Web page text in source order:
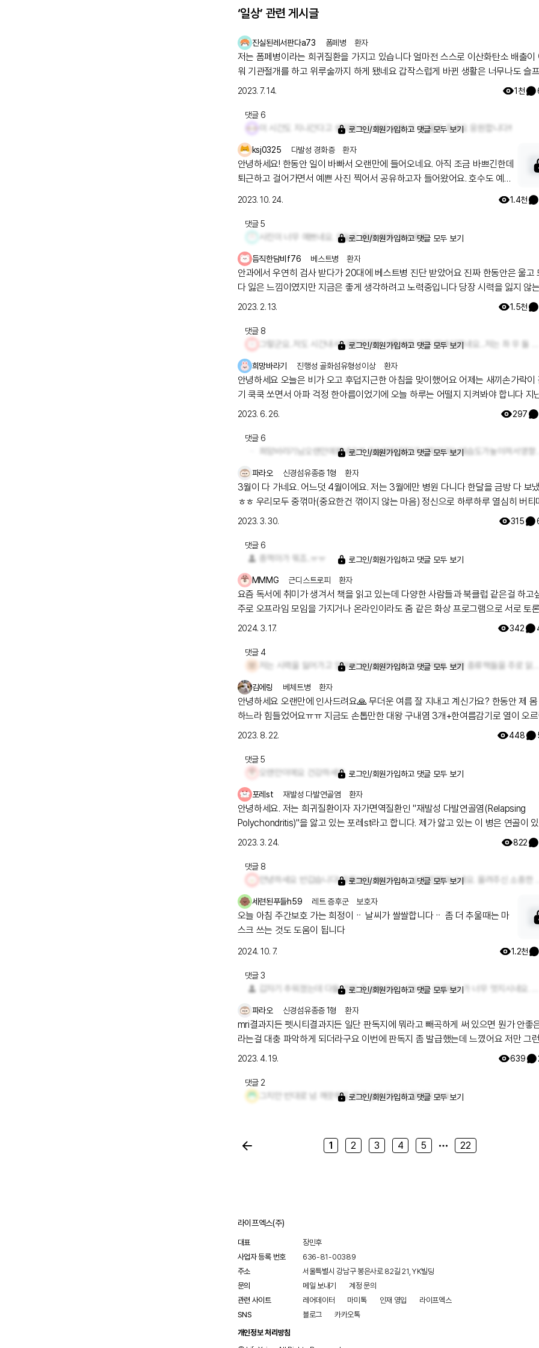
‘일상’ 관련 게시글
진실된레서판다a73 폼페병 환자
저는 폼페병이라는 희귀질환을 가지고 있습니다 얼마전 스스로 이산화탄소 배출이 어려
워 기관절개를 하고 위루술까지 하게 됐네요 갑작스럽게 바뀐 생활은 너무나도 슬프고 힘
듭니다.그렇지만 하루하루 계속 살아가야겠지요..너무 힘든마음에 레어노트에다 글
2023. 7. 14. 1천
댓글 6
이 시간도 지나간다고 생각하시고 함드실텐 또 글 올려 주세요 응원합니다!!
로그인/회원가입하고 댓글 모두 보기
ksj0325 다발성 경화증 환자
안녕하세요! 한동안 일이 바빠서 오랜만에 들어오네요. 아직 조금 바쁘긴한데
퇴근하고 걸어가면서 예쁜 사진 찍어서 공유하고자 들어왔어요. 호수도 예쁘
네요..ㅎ 이제 크리스마스가 두 달 정도 밖에 안남아서 그런지 트리도 벌써 세
웠어요! 꼭대기에 별 모양 장식이 없어서 그런지 허전해서 사진에 별 모양 이
모티콘 붙였어요ㅎㅎ 날이 많이 추워졌는데 감기도 독감도 코로나도 조심하
세요 다들!!
2023. 10. 24. 1.4천
댓글5
사진이 너무 예쁘네요. 오늘도 좋은 하루 보내세요
로그인/회원가입하고 댓글 모두 보기
듬직한담비f76 베스트병 환자
안과에서 우연히 검사 받다가 20대에 베스트병 진단 받았어요 진짜 한동안은 울고
다 잃은 느낌이였지만 지금은 좋게 생각하려고 노력중입니다 당장 시력을 잃지 않
점...그래서 더 많이 좋은거 보고 열심히 살려고 해요.. 저와같은 희귀난치병인 베스
건 어떨까요ㅎㅎ
2023. 2. 13. 1.5천
댓글 8
로그인/회원가입하고 댓글 모두 보기
희망바라기 진행성 골화섬유형성이상 환자
안녕하세요 오늘은 비가 오고 후덥지근한 아침을 맞이했어요 어제는 새끼손가락이 갑자
기 쿡쿡 쏘면서 아파 걱정 한아름이었기에 오늘 하루는 어떨지 지켜봐야 합니다 지
운데 손가락이 아프면서 2번째 손가락도 아프더니 이제는 새끼손가락이네요 손이
건강 조심하시고 즐거운 한주 보내세요
2023. 6. 26. 297
댓글 6
로그인/회원가입하고 댓글 모두 보기
파라오 신경섬유종증 1형 환자
3월이 다 가네요. 어느덧 4월이에요. 저는 3월에만 병원 다니다 한달을 금방 다 보냈네요..
ㅎㅎ 우리모두 중꺾마(중요한건 꺾이지 않는 마음) 정신으로 하루하루 열심히 버티며 살
아봅시다!! 화이팅!!
2023. 3. 30. 315
댓글 6
중꺽마가 뭐죠..ㅠㅠ 로그인/회원가입하고 댓글 모두 보기
MMMG 근디스트로피 환자
요즘 독서에 취미가 생겨서 책을 읽고 있는데 다양한 사람들과 북클럽 같은걸 하고
주로 오프라임 모임을 가지거나 온라인이라도 줌 같은 화상 프로그램으로 서로 토
하더군요. 저는 사실 그정도 까지 바라지 않고 독서를 매개체로 서로 대화했으면 해
2024. 3. 17. 342
댓글 4
로그인/회원가입하고 댓글 모두 보기
김에링 베체트병 환자
안녕하세요 오랜만에 인사드려요🙏 무더운 여름 잘 지내고 계신가요? 한동안 제 몸 건사
하느라 힘들었어요ㅠㅠ 지금도 손톱만한 대왕 구내염 3개+한여름감기로 열이 오
리락하는 와중이라 정신이 오락가락합니다ㅠㅠ 코로나는 아니라는데 감기가 왜이
근했습니다😭 주변에 피해주지 않으려고 마스크를 쓰고왔는데 열이 나는지 제 숨이 뜨겁
네요ㅜㅠ 오늘 하루도 화이팅입니다🤒
2023. 8. 22. 448
댓글5
오랜만이에요 건강하세요 로그인/회원가입하고 댓글 모두 보기
포레st 재발성 다발연골염 환자
안녕하세요. 저는 희귀질환이자 자가면역질환인 "재발성 다발연골염(Relapsing
Polychondritis)"을 앓고 있는 포레st라고 합니다. 제가 앓고 있는 이 병은 연골이
이면 어디든 염증이 생기고, 이름 그대로 증상이 계속 재발하는 질환이에요. 저의 병도 줄
어요. 근데 저와는 다른 질환이시더라구요! 글자가 같은 RP라서 더 마음이 갔었는데
꼭 이겨낼 수 있길 바라는 마음이에요. 저의 병 증상으로는 전신 증상: 발열, 체중감소, 발
진 귀: 귀통증, 청력저하, 중이염, 분비물, 어지럼증 코: 콧대의 연골 주저앉음(안장코
가 막히거나 딱지짐 근골격계: 크거나 작은 관절들의 양측성 염증, 관절염의 경우와
한 통증과 부종 후두와 기도: 숨쉬고 말하는 것이 어려워지고 지속적인 기침, 천명 심
장의 판막에 이상 신장: 신장의 염증과 기능 이상 그 외 눈, 피부, 신경계 침범 이러한 증상
이 있는데, 저는 발열과 체중감소, 귀 변형 및 통증, 청력저하(난청), 어지럼증, 안장
코의 통증, 난청, 어지럼증, 관절통증, 공막염이 계속해서 재발하고 있어요. 그리고 기도연
골의 염증으로 기도연골이 무너져 기관절개를 한 상태로 지내며, 좁아진 기도에 스
넣는 시술을 하여 스텐트에 살이 차오를 때마다 시술을 계속 받아오고 있습니다. 사실 희
귀병도 희귀병이지만 기관절개를 하고 지내다보니 매일 석션과 네블라이저를 하고
리는 나오지만 작은 목소리인데다가 말을 많이 하면 무리가 가서 불편한 점도 많아요.
지만 이런 모습일지라도 저의 일상을 살아가고 있고 가끔 좌절하고 무너질 때도 있
이야기를 시작해볼게요. 저의 투병기록과 일상을 남겨둔 블로그와 유튜브가 있는데, 저의
기록이 궁금하신 분들은 한번 들러주세요! 블로그: 포레st / 오늘, 나의 이야기
2023. 3. 24. 822
댓글 8
로그인/회원가입하고 댓글 모두 보기
세련된푸들h59 레트 증후군 보호자
오늘 아침 주간보호 가는 희정이ᆢ 날씨가 쌀쌀합니다ᆢ 좀 더 추울때는 마
스크 쓰는 것도 도움이 됩니다
2024. 10. 7. 1.2천
댓글3
로그인/회원가입하고 댓글 모두 보기
파라오 신경섬유종증 1형 환자
mri결과지든 펫시티결과지든 일단 판독지에 뭐라고 빼곡하게 써 있으면 뭔가 안좋은 결과
라는걸 대충 파악하게 되더라구요 이번에 판독지 좀 발급했는데 느꼈어요 저만 그런가
요?? ㅋㅋㅋㅋ
2023. 4. 19. 639
댓글 2
그치만 반대로 넘 깨끗해도 의구심이 드는것 같아요 ㅎㅎ
로그인/회원가입하고 댓글 모두 보기
1 2 3 4 5 22
라이프엑스(주)
대표
장민후
사업자 등록 번호
636-81-00389
주소
서울특별시 강남구 봉은사로 82길 21, YK빌딩
문의
메일 보내기
계정 문의
관련 사이트
레어데이터 마미톡 인재 영입
라이프엑스
SNS
블로그
카카오톡
개인정보 처리방침